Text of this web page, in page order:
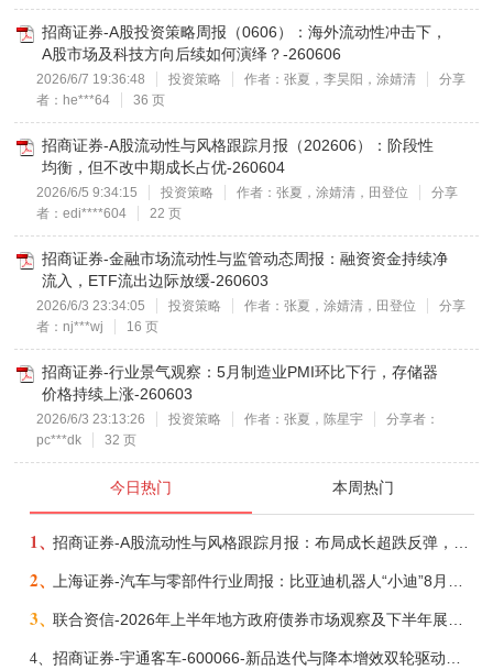
招商证券-A股投资策略周报（0606）：海外流动性冲击下，
A股市场及科技方向后续如何演绎？-260606
2026/6/7 19:36:48 投资策略 作者：张夏，李昊阳，涂婧清
分享
者：he***64
36 页
招商证券-A股流动性与风格跟踪月报（202606）：阶段性
均衡，但不改中期成长占优-260604
2026/6/5 9:34:15 投资策略 作者：张夏，涂婧清，田登位
分享
者：edi****604
22 页
招商证券-金融市场流动性与监管动态周报：融资资金持续净
流入，ETF流出边际放缓-260603
2026/6/3 23:34:05 投资策略 作者：张夏，涂婧清，田登位
分享
者：nj***wj
16 页
招商证券-行业景气观察：5月制造业PMI环比下行，存储器
价格持续上涨-260603
2026/6/3 23:13:26 投资策略 作者：张夏，陈星宇
分享者：
pc***dk
32 页
今日热门 本周热门
1、 招商证券-A股流动性与风格跟踪月报：布局成长超跌反弹，保留部分再平衡配置-260805
2、 上海证券-汽车与零部件行业周报：比亚迪机器人“小迪”8月亮相，“人工智能+”赋能邮政无人机无人车加速落地-260805
3、 联合资信-2026年上半年地方政府债券市场观察及下半年展望：积极财政政策提质增效，地方债务迈向长效治理-260806
4、 招商证券-宇通客车-600066-新品迭代与降本增效双轮驱动，海外市场放量可期-260805